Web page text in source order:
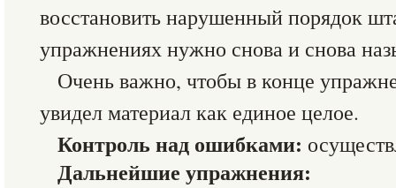
восстановить нарушенный порядок
упражнениях нужно снова и снова
Очень важно, чтобы в конце
увидел материал как единое целое.
Контроль над ошибками:
Дальнейшие упражнения: